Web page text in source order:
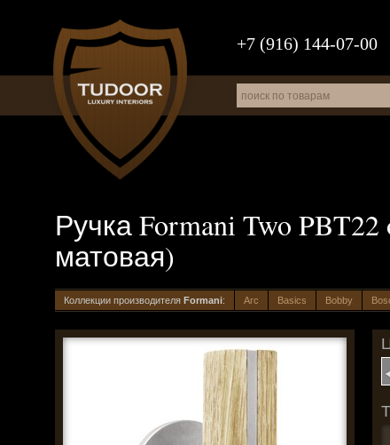
+7 (916) 144-07-00
Ручка Formani Two
матовая)
Коллекции производителя Formani: Arc Basics Bobby